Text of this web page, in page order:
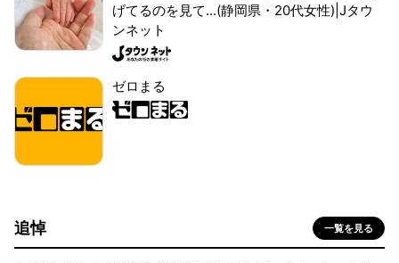
げてるのを見て...(静岡県・20代女性)|Jタウ
ンネット
ゼロまる
追悼 一覧を見る